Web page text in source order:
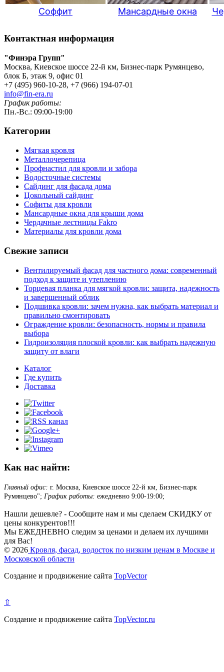
Соффит Мансардные окна
Контактная информация
"Финэра Групп"
Москва, Киевское шоссе 22-й км, Бизнес-парк Румянцево,
блок Б, этаж 9, офис 01
+7 (495) 960-10-28, +7 (966) 194-07-01
info@fin-era.ru
График работы:
Пн.-Вс.: 09:00-19:00
Категории
Мягкая кровля
Металлочерепица
Профнастил для кровли и забора
Водосточные системы
Сайдинг для фасада дома
Цокольный сайдинг
Софиты для кровли
Мансардные окна для крыши дома
Чердачные лестницы Fakro
Материалы для кровли дома
Свежие записи
Вентилируемый фасад для частного дома: современный
подход к защите и утеплению
Торцевая планка для мягкой кровли: защита, надежность
и завершенный облик
Подшивка кровли: зачем нужна, как выбрать материал и
правильно смонтировать
Ограждение кровли: безопасность, нормы и правила
выбора
Гидроизоляция плоской кровли: как выбрать надежную
защиту от влаги
Каталог
Где купить
Доставка
Как нас найти:
Главный офис: г. Москва, Киевское шоссе 22-й км, Бизнес-парк
Румянцево"; График работы: ежедневно 9:00-19:00;
Нашли дешевле? - Сообщите нам и мы сделаем СКИДКУ от
цены конкурентов!!!
Мы ЕЖЕДНЕВНО следим за ценами и делаем их лучшими
для Вас!
© 2026 Кровля, фасад, водосток по низким ценам в Москве и
Московской области
Создание и продвижение сайта TopVector
⇧
Создание и продвижение сайта TopVector.ru